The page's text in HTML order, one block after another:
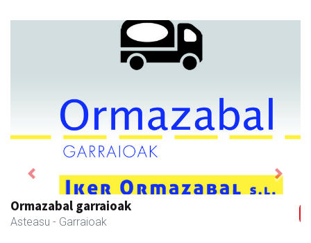
AMC Mecanocaucho
Asteasu - Industria hornidurak
Previous Next